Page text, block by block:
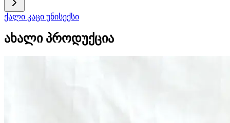
ქალი კაცი უნისექსი
ახალი პროდუქცია